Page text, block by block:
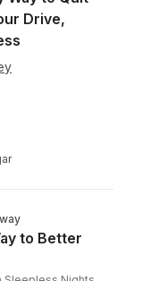
Drive,
to Better